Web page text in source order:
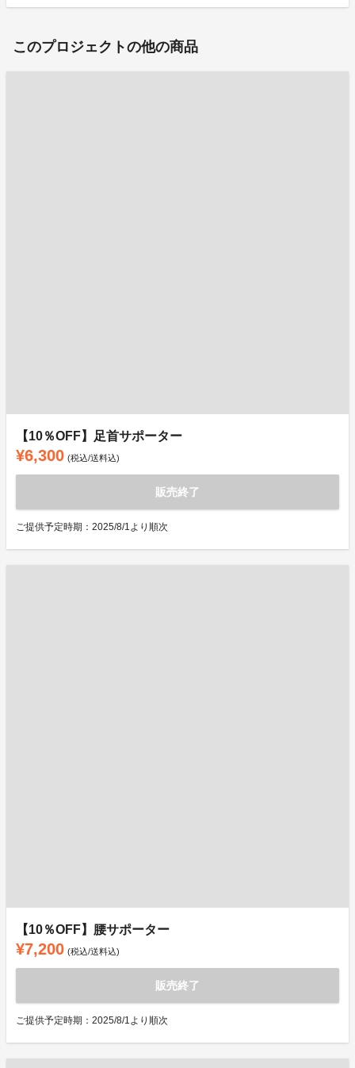
このプロジェクトの他の商品
【10％OFF】足首サポーター
¥6,300 (税込/送料込)
販売終了
ご提供予定時期：2025/8/1より順次
【10％OFF】腰サポーター
¥7,200 (税込/送料込)
販売終了
ご提供予定時期：2025/8/1より順次